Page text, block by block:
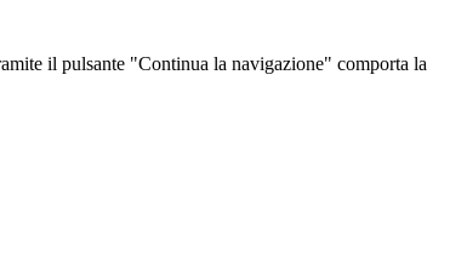
il pulsante "Continua la navigazione" comporta la